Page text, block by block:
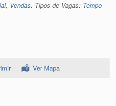
Vendas. Tipos de Vagas: Tempo
Ver Mapa